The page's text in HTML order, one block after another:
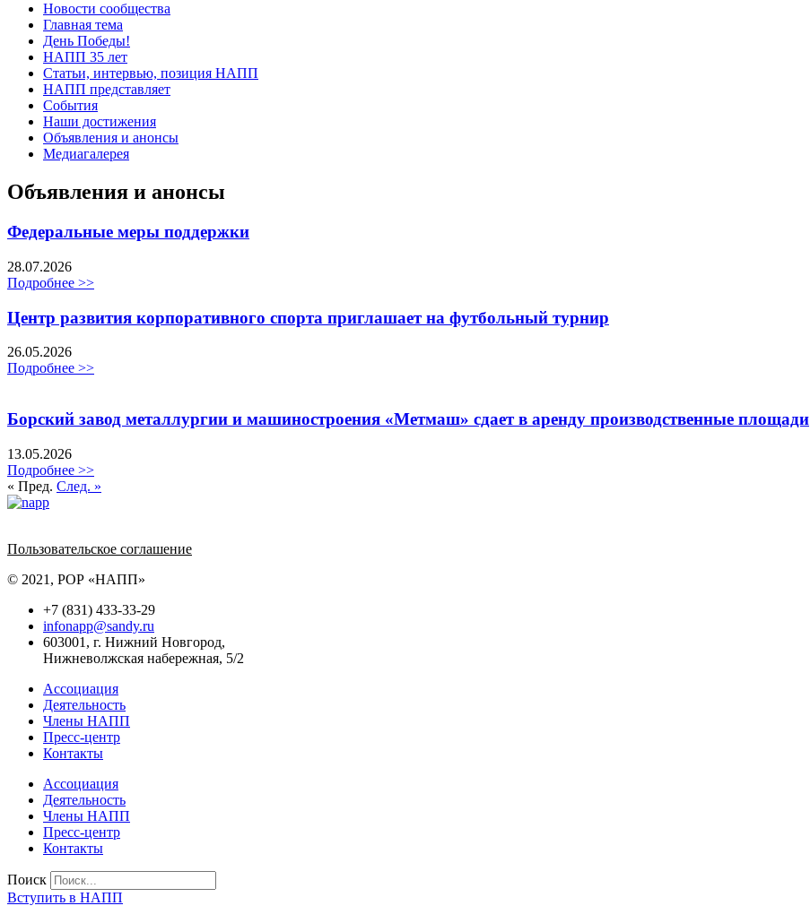
Новости сообщества
Главная тема
День Победы!
НАПП 35 лет
Статьи, интервью, позиция НАПП
НАПП представляет
События
Наши достижения
Объявления и анонсы
Медиагалерея
Объявления и анонсы
Федеральные меры поддержки
28.07.2026
Подробнее >>
Центр развития корпоративного спорта приглашает на футбольный турнир
26.05.2026
Подробнее >>
Борский завод металлургии и машиностроения «Метмаш» сдает в аренду производственные площади
13.05.2026
Подробнее >>
« Пред. След. »
Пользовательское соглашение
© 2021, РОР «НАПП»
+7 (831) 433-33-29
infonapp@sandy.ru
603001, г. Нижний Новгород,
Нижневолжская набережная, 5/2
Ассоциация
Деятельность
Члены НАПП
Пресс-центр
Контакты
Ассоциация
Деятельность
Члены НАПП
Пресс-центр
Контакты
Поиск
Вступить в НАПП